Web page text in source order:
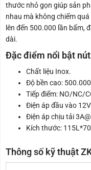
thước nhỏ gọn giúp sản
nhau mà không chiếm
lên đến 500.000 lần bấm,
dài.
Đặc điểm nổi bật
Chất liệu Inox.
Độ bền cao:
Tiếp điểm: NO/NC/
Điện áp đầu vào
Điện áp chịu tải
Kích thước:
Thông số kỹ thuật